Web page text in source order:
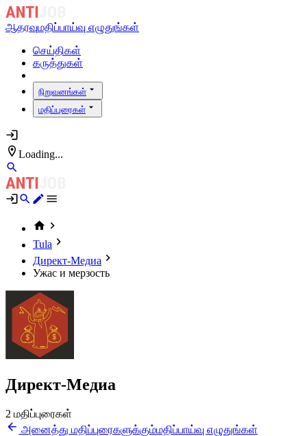
ஆதரவுமதிப்பாய்வு எழுதுங்கள்
செய்திகள்
கருத்துகள்
நிறுவனங்கள்
மதிப்புரைகள்
Loading...
Tula
Директ-Медиа
Ужас и мерзость
Директ-Медиа
2 மதிப்புரைகள்
அனைத்து மதிப்புரைகளுக்கும்மதிப்பாய்வு எழுதுங்கள்